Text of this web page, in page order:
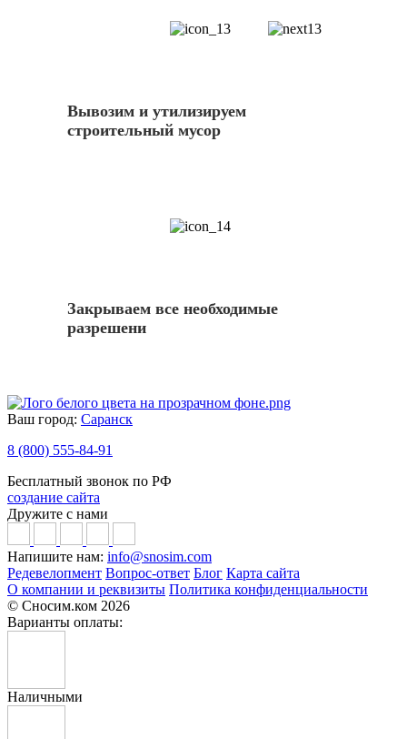
Вывозим и утилизируем
строительный мусор
Закрываем все необходимые
разрешени
Ваш город: Саранск
8 (800) 555-84-91
Бесплатный звонок по РФ
создание сайта
Дружите с нами
Напишите нам: info@snosim.com
Редевелопмент Вопрос-ответ Блог Карта сайта
О компании и реквизиты Политика конфиденциальности
© Сносим.ком 2026
Варианты оплаты:
Наличными